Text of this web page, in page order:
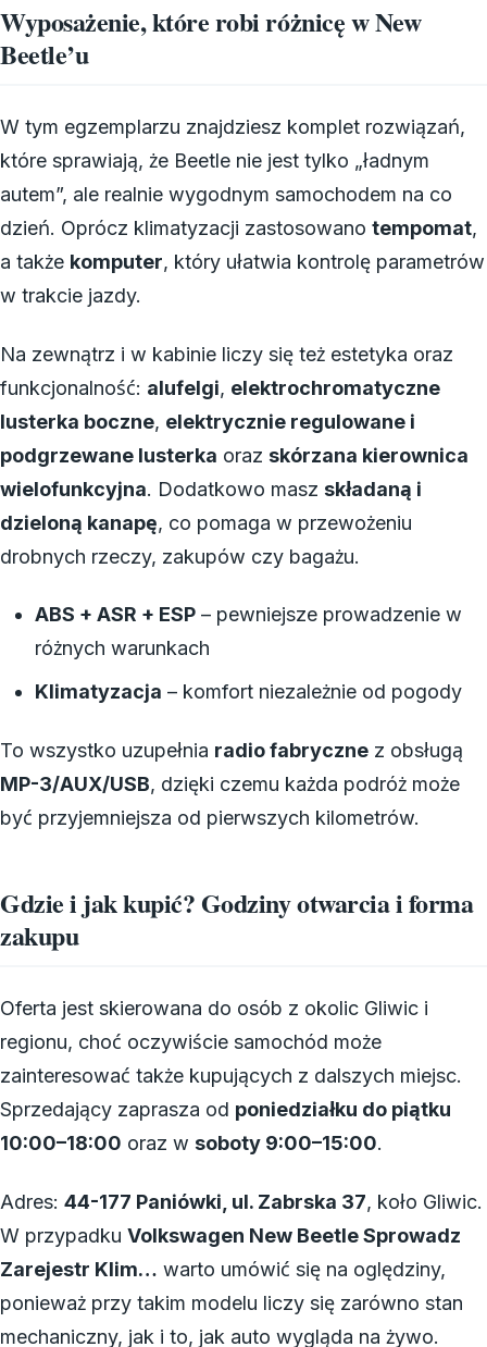
Wyposażenie, które robi różnicę w New
Beetle’u
W tym egzemplarzu znajdziesz komplet rozwiązań,
które sprawiają, że Beetle nie jest tylko „ładnym
autem”, ale realnie wygodnym samochodem na co
dzień. Oprócz klimatyzacji zastosowano tempomat,
a także komputer, który ułatwia kontrolę parametrów
w trakcie jazdy.
Na zewnątrz i w kabinie liczy się też estetyka oraz
funkcjonalność: alufelgi, elektrochromatyczne
lusterka boczne, elektrycznie regulowane i
podgrzewane lusterka oraz skórzana kierownica
wielofunkcyjna. Dodatkowo masz składaną i
dzieloną kanapę, co pomaga w przewożeniu
drobnych rzeczy, zakupów czy bagażu.
ABS + ASR + ESP– pewniejsze prowadzenie w
różnych warunkach
Klimatyzacja – komfort niezależnie od pogody
To wszystko uzupełnia radio fabryczne z obsługą
MP-3/AUX/USB, dzięki czemu każda podróż może
być przyjemniejsza od pierwszych kilometrów.
Gdzie i jak kupić? Godziny otwarcia i forma
zakupu
Oferta jest skierowana do osób z okolic Gliwic i
regionu, choć oczywiście samochód może
zainteresować także kupujących z dalszych miejsc.
Sprzedający zaprasza od poniedziałku do piątku
10:00–18:00 oraz w soboty 9:00–15:00.
Adres: 44-177 Paniówki, ul. Zabrska 37, koło Gliwic.
W przypadku Volkswagen New Beetle Sprowadz
Zarejestr Klim… warto umówić się na oględziny,
ponieważ przy takim modelu liczy się zarówno stan
mechaniczny, jak i to, jak auto wygląda na żywo.